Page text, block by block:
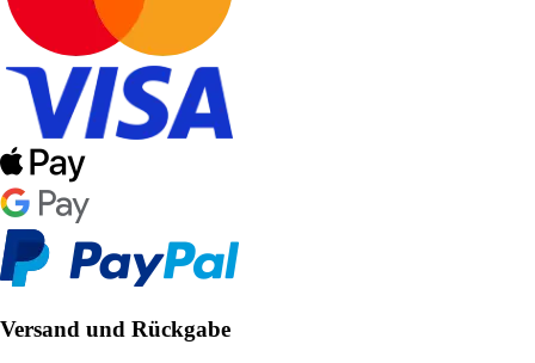
Versand und Rückgabe